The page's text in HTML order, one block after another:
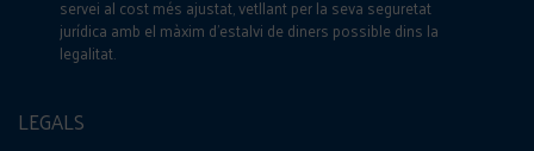
servei al cost més ajustat, vetllant per la seva seguretat
jurídica amb el màxim d’estalvi de diners possible dins la
legalitat.
LEGALS